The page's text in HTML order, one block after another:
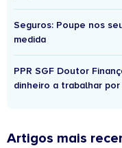
Seguros: Poupe nos
medida
PPR SGF Doutor
dinheiro a trabalhar por
Artigos mais